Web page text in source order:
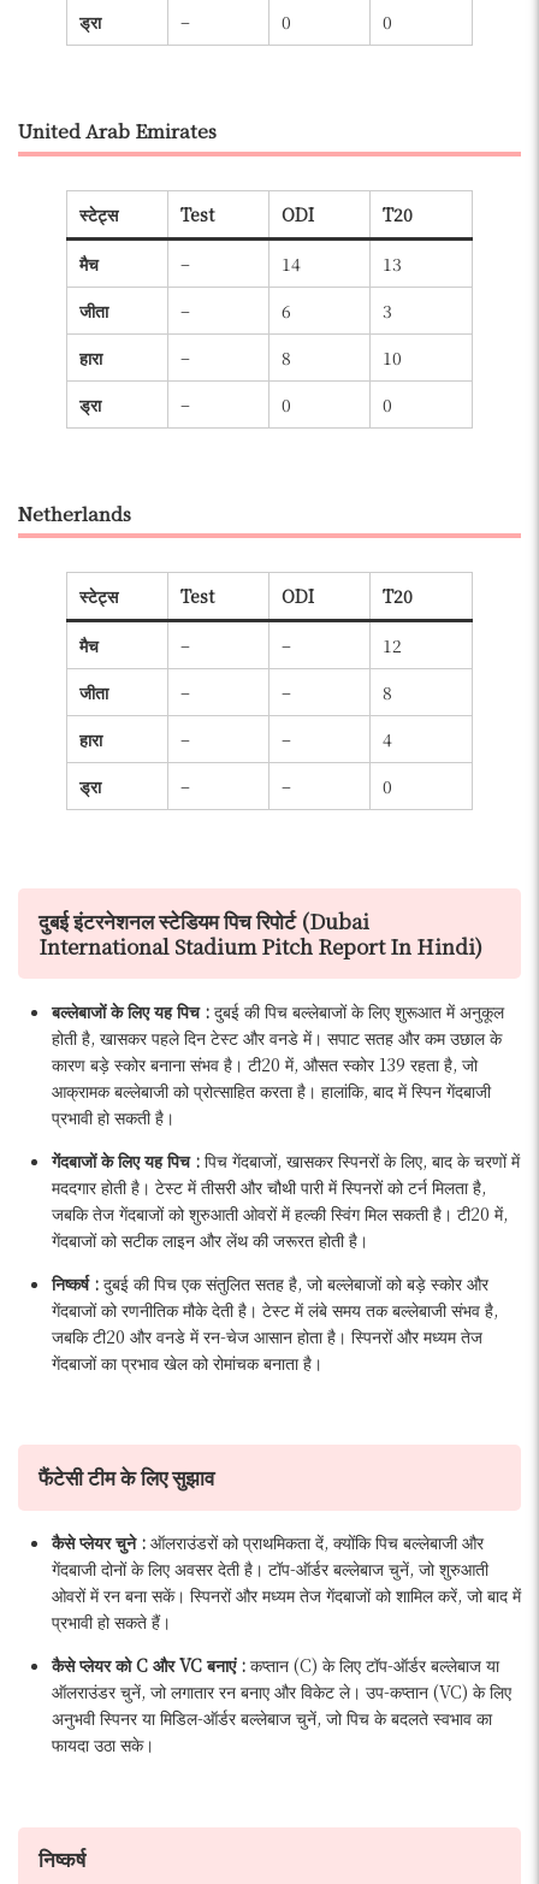
ड्रा – 0 0
United Arab Emirates
स्टेट्स Test ODI T20
मैच – 14
13
जीता
– 6
3
हारा
– 8
10
ड्रा
– 0 0
Netherlands
स्टेट्स Test ODI T20
मैच – –
12
जीता
– –
8
हारा
– –
4
ड्रा
– – 0
दुबई इंटरनेशनल स्टेडियम पिच रिपोर्ट (Dubai
International Stadium Pitch Report In Hindi)
बल्लेबाजों के लिए यह पिच : दुबई की पिच बल्लेबाजों के लिए शुरूआत में अनुकूल
होती है, खासकर पहले दिन टेस्ट और वनडे में। सपाट सतह और कम उछाल के
कारण बड़े स्कोर बनाना संभव है। टी20 में, औसत स्कोर 139 रहता है, जो
आक्रामक बल्लेबाजी को प्रोत्साहित करता है। हालांकि, बाद में स्पिन गेंदबाजी
प्रभावी हो सकती है।
गेंदबाजों के लिए यह पिच : पिच गेंदबाजों, खासकर स्पिनरों के लिए, बाद के चरणों में
मददगार होती है। टेस्ट में तीसरी और चौथी पारी में स्पिनरों को टर्न मिलता है,
जबकि तेज गेंदबाजों को शुरुआती ओवरों में हल्की स्विंग मिल सकती है। टी20 में,
गेंदबाजों को सटीक लाइन और लेंथ की जरूरत होती है।
निष्कर्ष : दुबई की पिच एक संतुलित सतह है, जो बल्लेबाजों को बड़े स्कोर और
गेंदबाजों को रणनीतिक मौके देती है। टेस्ट में लंबे समय तक बल्लेबाजी संभव है,
जबकि टी20 और वनडे में रन-चेज आसान होता है। स्पिनरों और मध्यम तेज
गेंदबाजों का प्रभाव खेल को रोमांचक बनाता है।
फैंटेसी टीम के लिए सुझाव
कैसे प्लेयर चुने : ऑलराउंडरों को प्राथमिकता दें, क्योंकि पिच बल्लेबाजी और
गेंदबाजी दोनों के लिए अवसर देती है। टॉप-ऑर्डर बल्लेबाज चुनें, जो शुरुआती
ओवरों में रन बना सकें। स्पिनरों और मध्यम तेज गेंदबाजों को शामिल करें, जो बाद में
प्रभावी हो सकते हैं।
कैसे प्लेयर को C और VC बनाएं : कप्तान (C) के लिए टॉप-ऑर्डर बल्लेबाज या
ऑलराउंडर चुनें, जो लगातार रन बनाए और विकेट ले। उप-कप्तान (VC) के लिए
अनुभवी स्पिनर या मिडिल-ऑर्डर बल्लेबाज चुनें, जो पिच के बदलते स्वभाव का
फायदा उठा सके।
निष्कर्ष